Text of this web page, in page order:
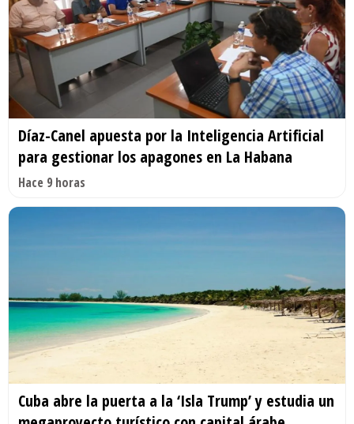
Díaz-Canel apuesta por la Inteligencia Artificial
para gestionar los apagones en La Habana
Hace 9 horas
Cuba abre la puerta a la ‘Isla Trump’ y estudia un